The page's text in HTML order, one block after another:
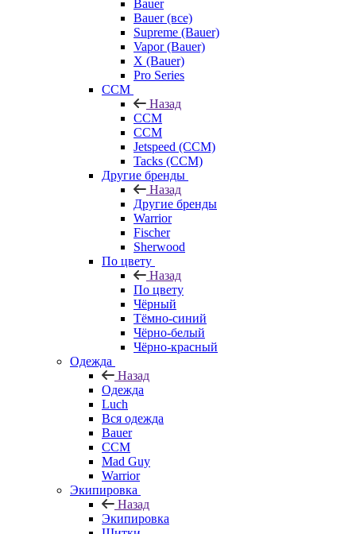
Bauer
Bauer (все)
Supreme (Bauer)
Vapor (Bauer)
X (Bauer)
Pro Series
CCM
Назад
CCM
CCM
Jetspeed (CCM)
Tacks (CCM)
Другие бренды
Назад
Другие бренды
Warrior
Fischer
Sherwood
По цвету
Назад
По цвету
Чёрный
Тёмно-синий
Чёрно-белый
Чёрно-красный
Одежда
Назад
Одежда
Luch
Вся одежда
Bauer
CCM
Mad Guy
Warrior
Экипировка
Назад
Экипировка